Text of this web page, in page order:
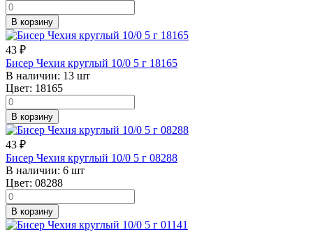
В корзину
43 ₽
Бисер Чехия круглый 10/0 5 г 18165
В наличии: 13 шт
Цвет: 18165
В корзину
43 ₽
Бисер Чехия круглый 10/0 5 г 08288
В наличии: 6 шт
Цвет: 08288
В корзину